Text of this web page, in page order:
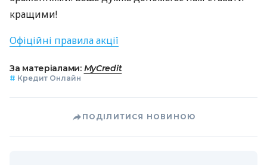
кращими!
Офіційні правила акції
За матеріалами: MyCredit
# Кредит Онлайн
ПОДІЛИТИСЯ НОВИНОЮ